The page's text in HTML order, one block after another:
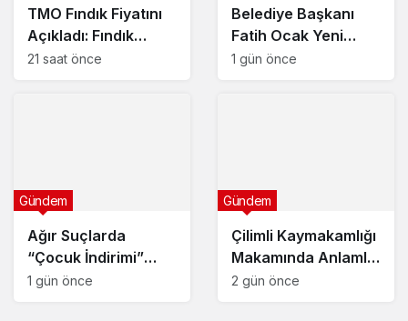
TMO Fındık Fiyatını
Açıkladı: Fındık
Üreticisi Hayal
21 saat önce
Belediye Başkanı
Fatih Ocak Yeni
Projeleri Duyurdu
1 gün önce
Ağır Suçlarda
“Çocuk İndirimi”
Tarih Oluyor:
Gündem
1 gün önce
Çilimli Kaymakamlığı
Makamında Anlamlı
Buluşma
Gündem
2 gün önce